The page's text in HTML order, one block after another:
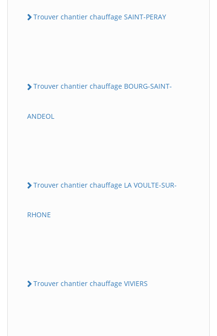
Trouver chantier chauffage SAINT-PERAY
Trouver chantier chauffage BOURG-SAINT-
ANDEOL
Trouver chantier chauffage LA VOULTE-SUR-
RHONE
Trouver chantier chauffage VIVIERS